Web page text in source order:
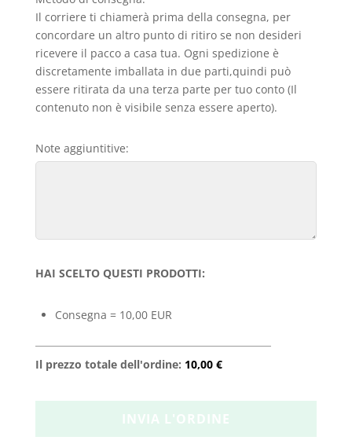
Il corriere ti chiamerà prima della consegna, per
concordare un altro punto di ritiro se non desideri
ricevere il pacco a casa tua. Ogni spedizione è
discretamente imballata in due parti,quindi può
essere ritirata da una terza parte per tuo conto (Il
contenuto non è visibile senza essere aperto).
Note aggiuntitive:
HAI SCELTO QUESTI PRODOTTI:
Consegna = 10,00 EUR
Il prezzo totale dell'ordine: 10,00 €